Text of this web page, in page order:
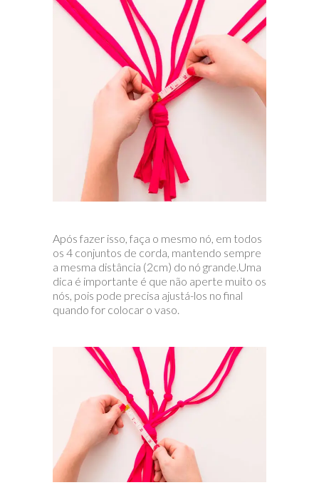
Após fazer isso, faça o mesmo nó, em todos
os 4 conjuntos de corda, mantendo sempre
a mesma distância (2cm) do nó grande.Uma
dica é importante é que não aperte muito os
nós, pois pode precisa ajustá-los no final
quando for colocar o vaso.